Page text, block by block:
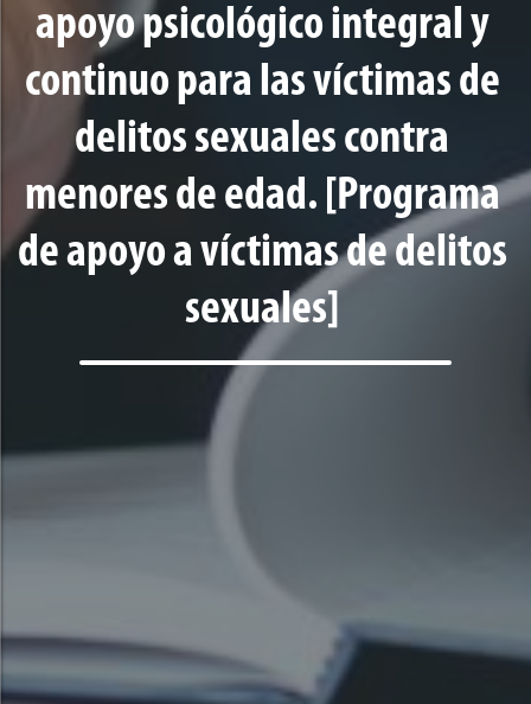
apoyo psicológico integral y
continuo para las víctimas de
delitos sexuales contra
menores de edad. [Programa
de apoyo a víctimas de delitos
sexuales]